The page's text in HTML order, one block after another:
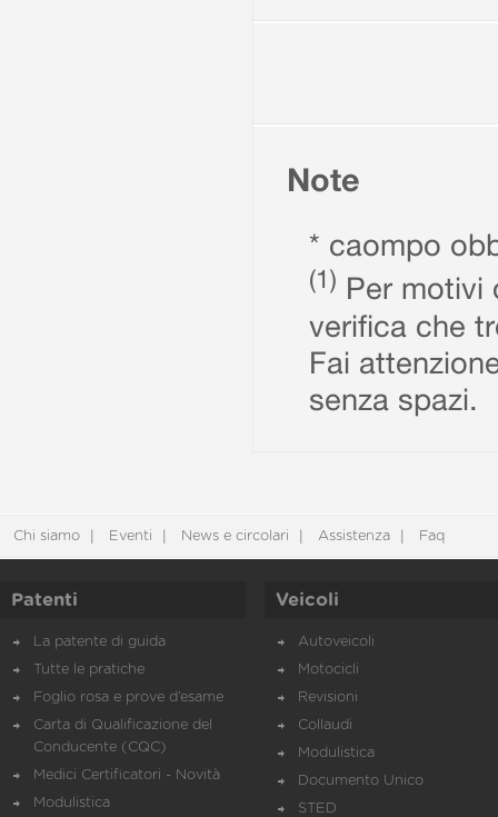
Note
* caompo
(1) Per motivi
verifica che
Fai
senza spazi.
Chi siamo Eventi News e circolari Assistenza Faq
Patenti
La patente di guida
Tutte le pratiche
Foglio rosa e prove d’esame
Carta di Qualificazione del
Conducente (CQC)
Medici Certificatori - Novità
Modulistica
Veicoli
Autoveicoli
Motocicli
Revisioni
Collaudi
Modulistica
Documento Unico
STED